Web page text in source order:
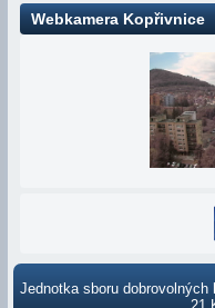
Webkamera Kopřivnice
Jednotka sboru